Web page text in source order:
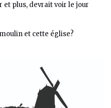
plus, devrait voir le jour
et cette église?